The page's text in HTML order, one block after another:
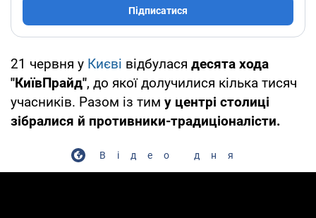
Підписатися
21 червня у Києві відбулася десята хода
"КиївПрайд", до якої долучилися кілька тисяч
учасників. Разом із тим у центрі столиці
зібралися й противники-традиціоналісти.
Відео дня